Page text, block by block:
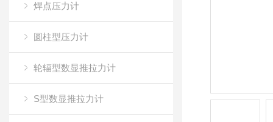
焊点压力计
圆柱型压力计
轮辐型数显推拉力计
S型数显推拉力计